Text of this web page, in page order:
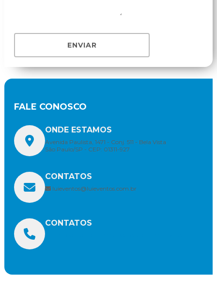
FALE CONOSCO
ONDE ESTAMOS
Avenida Paulista, 1471 - Conj. 511 - Bela Vista
São Paulo/SP - CEP: 01311-927
CONTATOS
luieventos@luieventos.com.br
CONTATOS
ENVIAR